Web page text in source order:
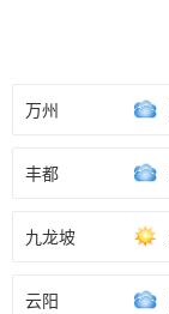
万州
丰都
九龙坡
云阳